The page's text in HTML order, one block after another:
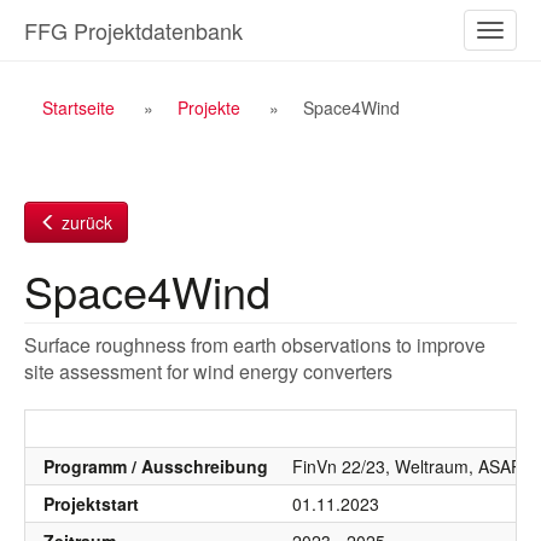
Inhalt
ein-/
FFG Projektdatenbank
Breadcrumb
Startseite Projekte Space4Wind
zurück
Space4Wind
Surface roughness from earth observations to improve
site assessment for wind energy converters
Programm / Ausschreibung
FinVn 22/23, Weltraum, ASAP
Projektstart
01.11.2023